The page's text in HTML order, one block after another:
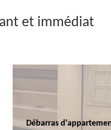
et immédiat
Débarras